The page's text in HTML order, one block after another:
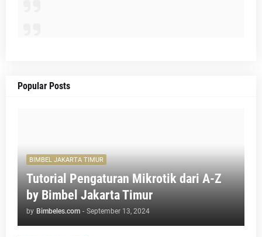
Popular Posts
BIMBEL JAKARTA TIMUR
Tutorial Pengaturan Mikrotik dari A-Z
by Bimbel Jakarta Timur
by Bimbeles.com - September 13, 2024